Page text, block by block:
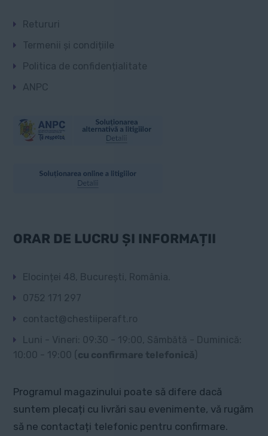
Retururi
Termenii și condițiile
Politica de confidențialitate
ANPC
ORAR DE LUCRU ȘI INFORMAȚII
Elocinței 48, București, România.
0752 171 297
contact@chestiiperaft.ro
Luni - Vineri: 09:30 - 19:00, Sâmbătă - Duminică:
10:00 - 19:00 ( cu confirmare telefonică)
Programul magazinului poate să difere dacă
suntem plecați cu livrări sau evenimente, vă rugăm
să ne contactați telefonic pentru confirmare.